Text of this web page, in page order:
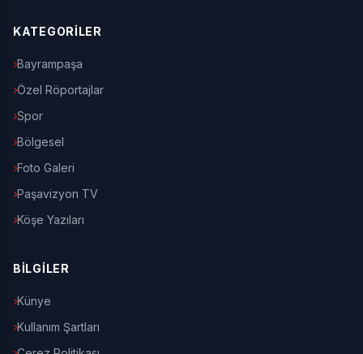
KATEGORİLER
Bayrampaşa
Özel Röportajlar
Spor
Bölgesel
Foto Galeri
Paşavizyon TV
Köşe Yazıları
BİLGİLER
Künye
Kullanım Şartları